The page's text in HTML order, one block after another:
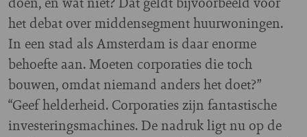
het debat over middensegment huurwoningen.
In een stad als Amsterdam is daar enorme
behoefte aan. Moeten corporaties die toch
bouwen, omdat niemand anders het doet?”
“Geef helderheid. Corporaties zijn fantastische
investeringsmachines. De nadruk ligt nu op de